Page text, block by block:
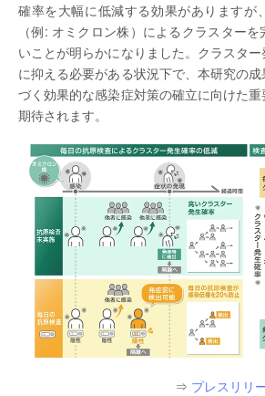
確率を大幅に低減する効果がありますが
（例: オミクロン株）によるクラスター
いことが明らかになりました。クラスタ
に抑える必要がある状況下で、本研究の
づく効果的な感染症対策の確立に向けた
期待されます。
⇒ プレスリリ